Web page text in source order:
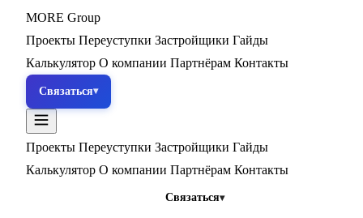
MORE Group
Проекты Переуступки Застройщики Гайды
Калькулятор О компании Партнёрам Контакты
Связаться
Проекты Переуступки Застройщики Гайды
Калькулятор О компании Партнёрам Контакты
Связаться